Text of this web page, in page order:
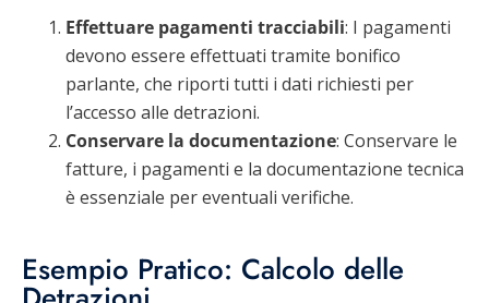
Effettuare pagamenti tracciabili: I pagamenti
devono essere effettuati tramite bonifico
parlante, che riporti tutti i dati richiesti per
l’accesso alle detrazioni.
Conservare la documentazione: Conservare le
fatture, i pagamenti e la documentazione tecnica
è essenziale per eventuali verifiche.
Esempio Pratico: Calcolo delle